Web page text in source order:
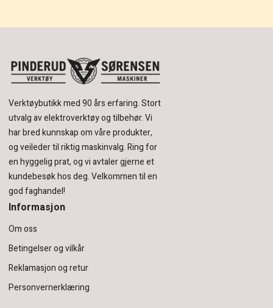
Verktøybutikk med 90 års erfaring.Stort
utvalg av elektroverktøy og tilbehør.Vi
har bred kunnskap om våre produkter,
og veileder til riktig maskinvalg. Ring for
en hyggelig prat, og vi avtaler gjerne et
kundebesøk hos deg.Velkommen til en
god faghandel!
Informasjon
Om oss
Betingelser og vilkår
Reklamasjon og retur
Personvernerklæring